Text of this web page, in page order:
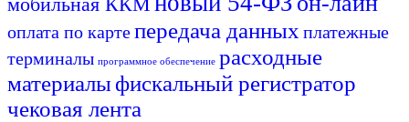
оплата по картепередача данных платежные
терминалы программное обеспечение расходные
материалыфискальный регистратор
чековая лента